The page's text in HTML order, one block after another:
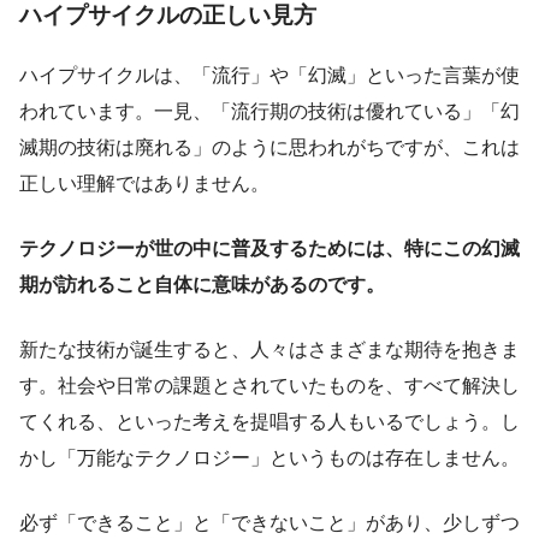
ハイプサイクルの正しい見方
ハイプサイクルは、「流行」や「幻滅」といった言葉が使
われています。一見、「流行期の技術は優れている」「幻
滅期の技術は廃れる」のように思われがちですが、これは
正しい理解ではありません。
テクノロジーが世の中に普及するためには、特にこの幻滅
期が訪れること自体に意味があるのです。
新たな技術が誕生すると、人々はさまざまな期待を抱きま
す。社会や日常の課題とされていたものを、すべて解決し
てくれる、といった考えを提唱する人もいるでしょう。し
かし「万能なテクノロジー」というものは存在しません。
必ず「できること」と「できないこと」があり、少しずつ